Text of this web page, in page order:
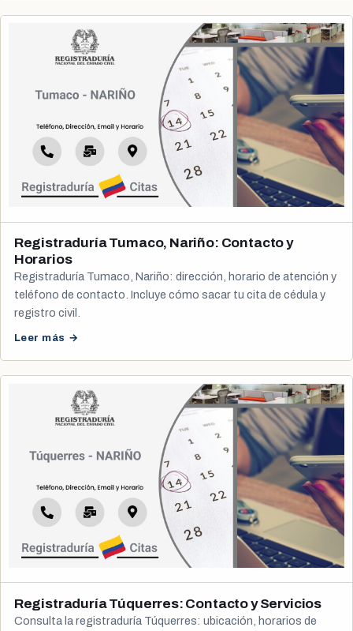
Registraduría Tumaco, Nariño: Contacto y
Horarios
Registraduría Tumaco, Nariño: dirección, horario de atención y
teléfono de contacto. Incluye cómo sacar tu cita de cédula y
registro civil.
Leer más →
Registraduría Túquerres: Contacto y Servicios
Consulta la registraduría Túquerres: ubicación, horarios de